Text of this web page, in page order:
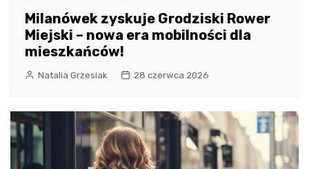
Milanówek zyskuje Grodziski Rower
Miejski – nowa era mobilności dla
mieszkańców!
Natalia Grzesiak 28 czerwca 2026